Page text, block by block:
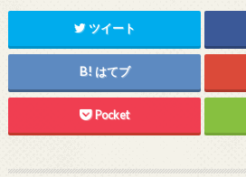
ツイート
はてブ
Pocket